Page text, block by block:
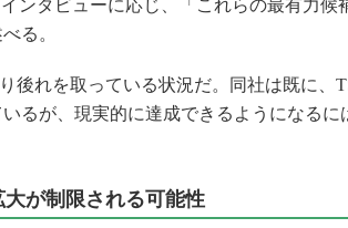
インタビューに応じ、「これらの最有力候
る。
後れを取っている状況だ。同社は既に、
るが、現実的に達成できるようになるに
が制限される可能性